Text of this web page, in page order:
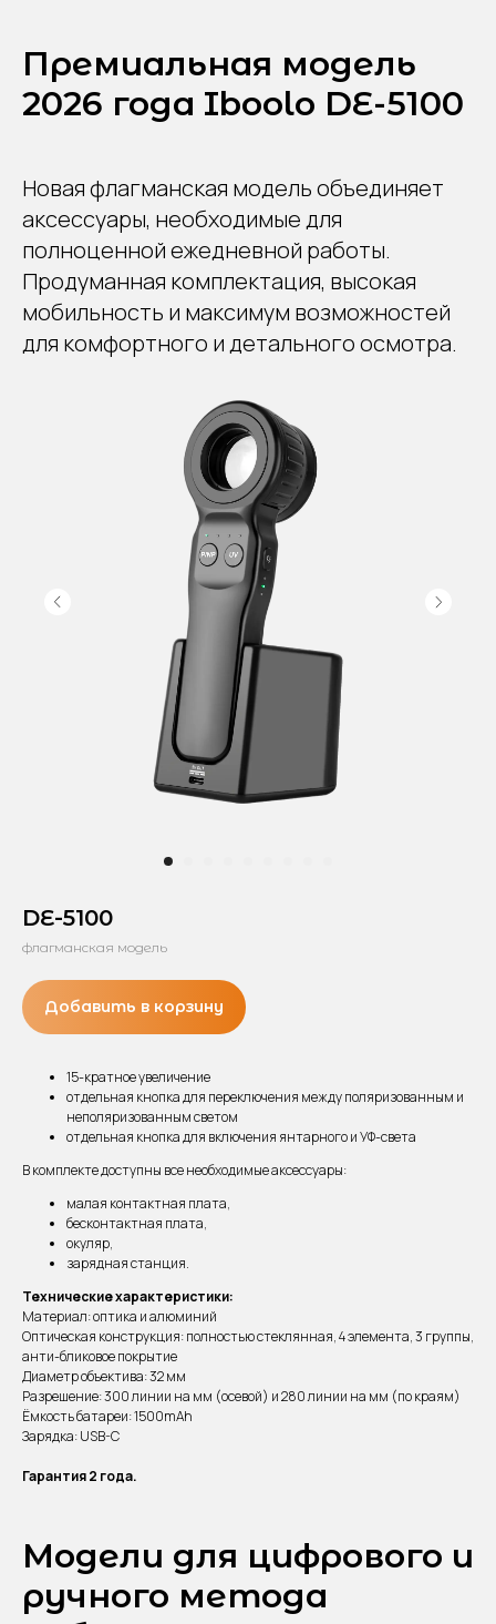
Премиальная модель
2026 года Iboolo DE-5100
Новая флагманская модель объединяет
аксессуары, необходимые для
полноценной ежедневной работы.
Продуманная комплектация, высокая
мобильность и максимум возможностей
для комфортного и детального осмотра.
DE-5100
флагманская модель
Добавить в корзину
15-кратное увеличение
отдельная кнопка для переключения между поляризованным и
неполяризованным светом
отдельная кнопка для включения янтарного и УФ-света
В комплекте доступны все необходимые аксессуары:
малая контактная плата,
бесконтактная плата,
окуляр,
зарядная станция.
Технические характеристики:
Материал: оптика и алюминий
Оптическая конструкция: полностью стеклянная, 4 элемента, 3 группы,
анти-бликовое покрытие
Диаметр объектива: 32 мм
Разрешение: 300 линии на мм (осевой) и 280 линии на мм (по краям)
Ёмкость батареи: 1500mAh
Зарядка: USB-C
Гарантия 2 года.
Модели для цифрового и
ручного метода